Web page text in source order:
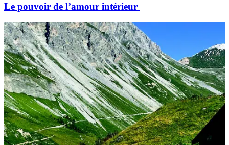
Le pouvoir de l’amour intérieur